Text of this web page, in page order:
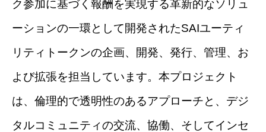
ク参加に基づく報酬を実現する革新的なソリュ
ーションの一環として開発されたSAIユーティ
リティトークンの企画、開発、発行、管理、お
よび拡張を担当しています。本プロジェクト
は、倫理的で透明性のあるアプローチと、デジ
タルコミュニティの交流、協働、そしてインセ